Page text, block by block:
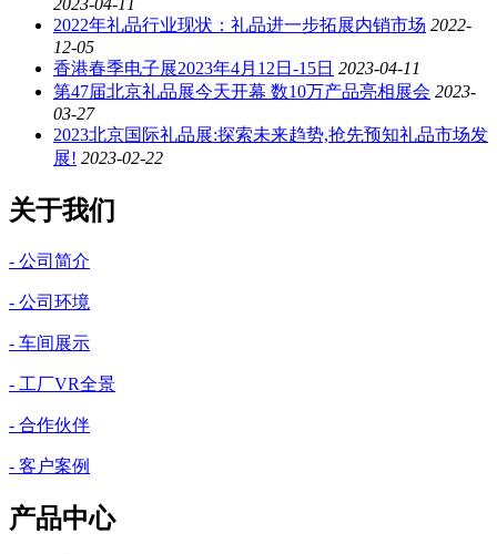
2023-04-11
2022年礼品行业现状：礼品进一步拓展内销市场 2022-
12-05
香港春季电子展2023年4月12日-15日 2023-04-11
第47届北京礼品展今天开幕 数10万产品亮相展会 2023-
03-27
2023北京国际礼品展:探索未来趋势,抢先预知礼品市场发
展! 2023-02-22
关于我们
- 公司简介
- 公司环境
- 车间展示
- 工厂VR全景
- 合作伙伴
- 客户案例
产品中心